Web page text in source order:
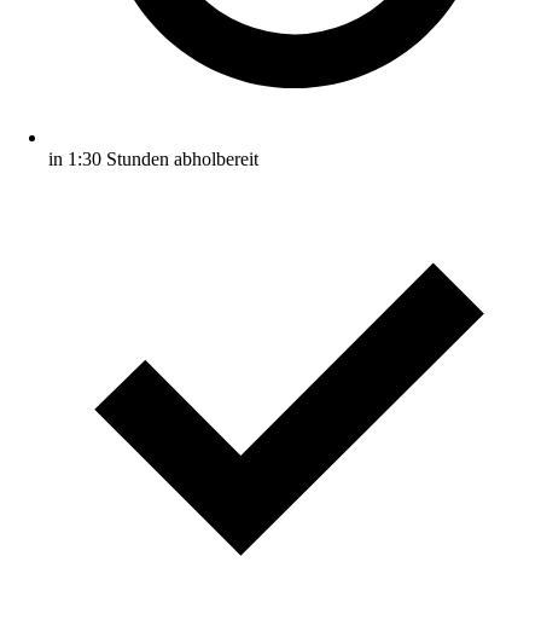
in 1:30 Stunden abholbereit